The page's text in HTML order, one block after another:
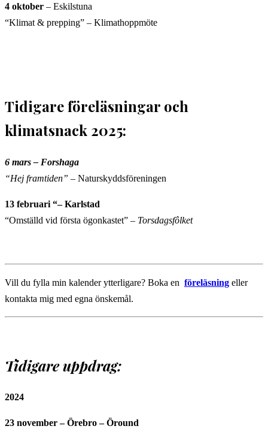
4 oktober – Eskilstuna
“Klimat & prepping” – Klimathoppmöte
Tidigare föreläsningar och
klimatsnack 2025:
6 mars – Forshaga
“Hej framtiden” – Naturskyddsföreningen
13 februari “– Karlstad
“Omställd vid första ögonkastet” – Torsdagsfôlket
Vill du fylla min kalender ytterligare? Boka en föreläsning eller
kontakta mig med egna önskemål.
Tidigare uppdrag:
2024
23 november – Örebro – Öround